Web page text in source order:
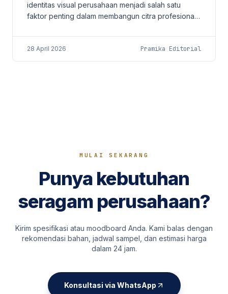
identitas visual perusahaan menjadi salah satu
faktor penting dalam membangun citra profesional.
sederhana...
28 April 2026 Pramika Editorial
MULAI SEKARANG
Punya kebutuhan
seragam perusahaan?
Kirim spesifikasi atau moodboard Anda. Kami balas dengan
rekomendasi bahan, jadwal sampel, dan estimasi harga
dalam 24 jam.
Konsultasi via WhatsApp